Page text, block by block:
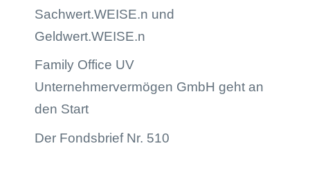
Sachwert.WEISE.n und
Geldwert.WEISE.n
Family Office UV
Unternehmervermögen GmbH geht an
den Start
Der Fondsbrief Nr. 510